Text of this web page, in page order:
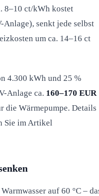
8–10 ct/kWh kostet
Anlage), senkt jede selbst
um ca. 14–16 ct
4.300 kWh und 25 %
Anlage ca. 160–170 EUR
die Wärmepumpe. Details
Sie im Artikel
auf 60 °C –